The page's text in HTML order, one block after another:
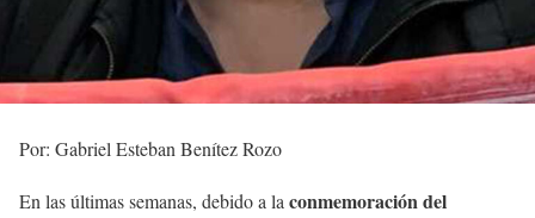
Por: Gabriel Esteban Benítez Rozo
En las últimas semanas, debido a la conmemoración del